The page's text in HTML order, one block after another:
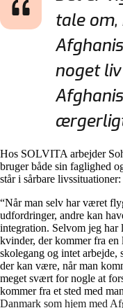
tale
noget
Hos SOLVITA arbejder
bruger både sin faglighed
står i sårbare livssituationer:
“Når man selv har været
udfordringer, andre kan
integration. Selvom jeg har
kvinder, der kommer fra
skolegang og intet arbejde,
der kan være, når man
meget svært for nogle at
kommer fra et sted med
Danmark som hjem med